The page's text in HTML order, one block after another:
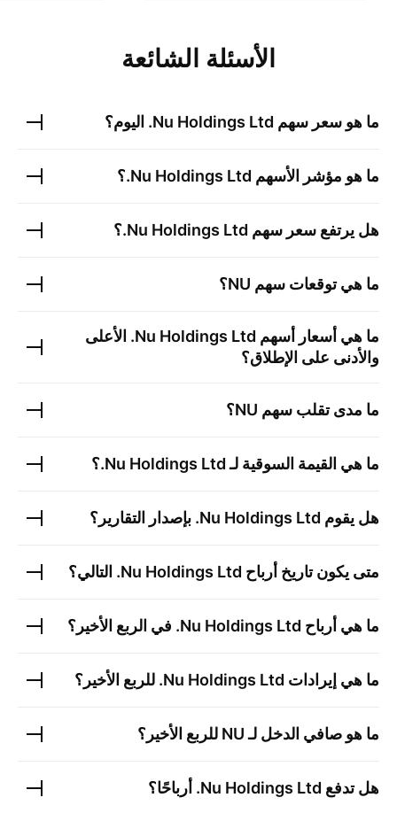
الأسئلة الشائعة
ما هو سعر سهم Nu Holdings Ltd. اليوم؟
ما هو مؤشر الأسهم Nu Holdings Ltd. ؟
هل يرتفع سعر سهم Nu Holdings Ltd. ؟
ما هي توقعات سهم NU؟
ما هي أسعار أسهم Nu Holdings Ltd.
الأعلى
والأدنى على الإطلاق؟
ما مدى تقلب سهم NU؟
ما هي القيمة السوقية لـNu Holdings Ltd. ؟
هل يقوم Nu Holdings Ltd. بإصدار التقارير؟
متى يكون تاريخ أرباح Nu Holdings Ltd. التالي؟
ما هي أرباح Nu Holdings Ltd. في الربع الأخير؟
ما هي إيرادات Nu Holdings Ltd. للربع الأخير؟
ما هو صافي الدخل لـNU للربع الأخير؟
هل تدفع Nu Holdings Ltd. أرباحًا؟